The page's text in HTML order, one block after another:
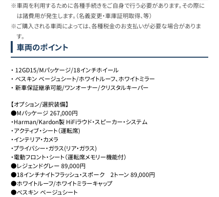
※車両を利用するために各種手続きをご自身で行う必要があります。その際に
は諸費用が発生します。（名義変更・車庫証明取得、等）
※ご購入される車両によっては、各種税金のお支払いが必要な場合がありま
す。
車両のポイント
・ 12GD15/Mパッケージ/18インチホイール
・べスキン ベージュシート/ホワイトルーフ、ホワイトミラー
・新車保証継承可能/ワンオーナー/クリスタルキーパー
【オプション/選択装備】
●Mパッケージ 267,000円
・Harman/Kardon製 HiFiラウド・スピーカー・システム
・アクティブ・シート（運転席)
・インテリア・カメラ
・プライバシー・ガラス(リア・ガラス)
・電動フロント・シート（運転席メモリー機能付）
●レジェンドグレー 89,000円
●18インチナイトフラッシュ・スポーク　2トーン 89,000円
●ホワイトルーフ/ホワイトミラーキャップ
●べスキン ベージュシート